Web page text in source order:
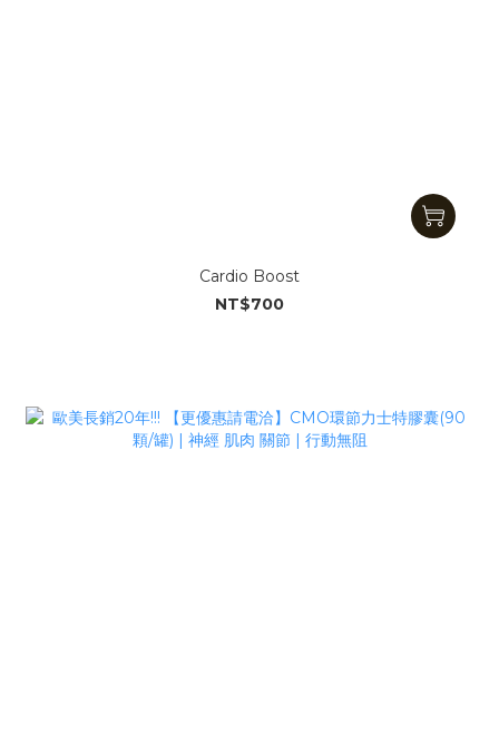
Cardio Boost
NT$700